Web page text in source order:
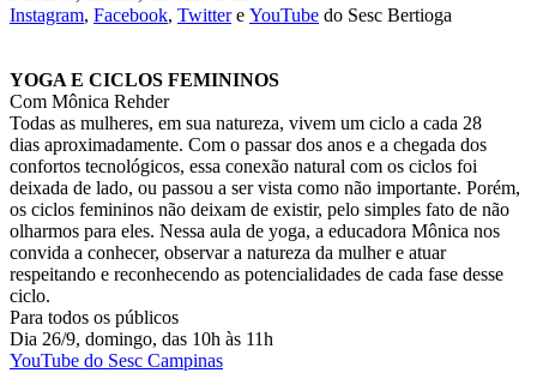
Instagram, Facebook, Twittere YouTube do Sesc Bertioga
YOGA E CICLOS FEMININOS
Com Mônica Rehder
Todas as mulheres, em sua natureza, vivem um ciclo a cada 28
dias aproximadamente. Com o passar dos anos e a chegada dos
confortos tecnológicos, essa conexão natural com os ciclos foi
deixada de lado, ou passou a ser vista como não importante. Porém,
os ciclos femininos não deixam de existir, pelo simples fato de não
olharmos para eles. Nessa aula de yoga, a educadora Mônica nos
convida a conhecer, observar a natureza da mulher e atuar
respeitando e reconhecendo as potencialidades de cada fase desse
ciclo.
Para todos os públicos
Dia 26/9, domingo, das 10h às 11h
YouTube do Sesc Campinas